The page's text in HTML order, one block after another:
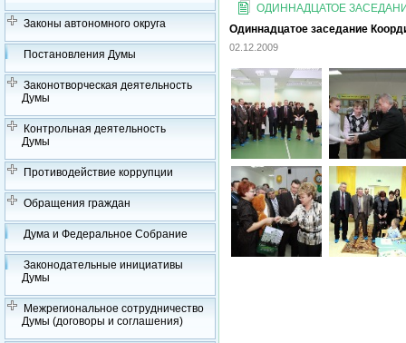
Законы автономного округа
Постановления Думы
Законотворческая деятельность
Думы
Контрольная деятельность
Думы
Противодействие коррупции
Обращения граждан
Дума и Федеральное Собрание
Законодательные инициативы
Думы
Межрегиональное сотрудничество
Думы (договоры и соглашения)
ОДИННАДЦАТОЕ
Одиннадцатое заседание
02.12.2009